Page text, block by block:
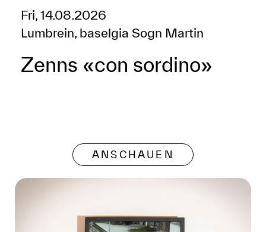
Fri, 14.08.2026
Lumbrein, baselgia Sogn Martin
Zenns «con sordino»
ANSCHAUEN